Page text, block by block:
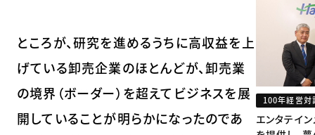
ところが、研究を進めるうちに高収益を上
げている卸売企業のほとんどが、卸売業
の境界（ボーダー）を超えてビジネスを展
開していることが明らかになったのであ
100年経営対
エンタテイ